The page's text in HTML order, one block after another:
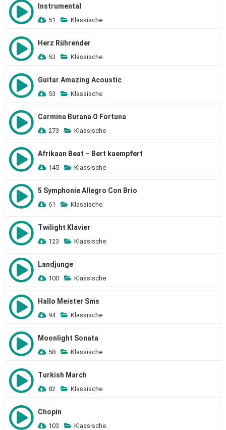
Instrumental
51 Klassische
Herz Rührender
53 Klassische
Guitar Amazing Acoustic
53 Klassische
Carmina Burana O Fortuna
273 Klassische
Afrikaan Beat – Bert kaempfert
145 Klassische
5 Symphonie Allegro Con Brio
61 Klassische
Twilight Klavier
123 Klassische
Landjunge
100 Klassische
Hallo Meister Sms
94 Klassische
Moonlight Sonata
58 Klassische
Turkish March
82 Klassische
Chopin
103 Klassische